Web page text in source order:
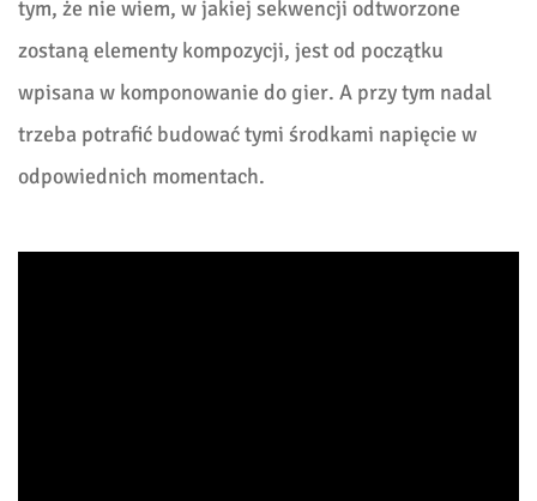
tym, że nie wiem, w jakiej sekwencji odtworzone
zostaną elementy kompozycji, jest od początku
wpisana w komponowanie do gier. A przy tym nadal
trzeba potrafić budować tymi środkami napięcie w
odpowiednich momentach.